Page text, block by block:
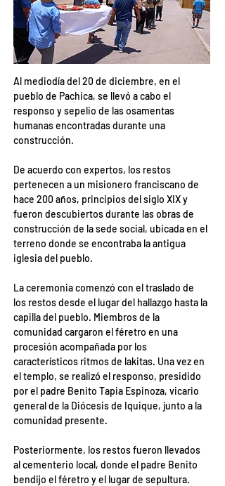
Al mediodía del 20 de diciembre, en el
pueblo de Pachica, se llevó a cabo el
responso y sepelio de las osamentas
humanas encontradas durante una
construcción.
De acuerdo con expertos, los restos
pertenecen a un misionero franciscano de
hace 200 años, principios del siglo XIX y
fueron descubiertos durante las obras de
construcción de la sede social, ubicada en el
terreno donde se encontraba la antigua
iglesia del pueblo.
La ceremonia comenzó con el traslado de
los restos desde el lugar del hallazgo hasta la
capilla del pueblo. Miembros de la
comunidad cargaron el féretro en una
procesión acompañada por los
característicos ritmos de lakitas. Una vez en
el templo, se realizó el responso, presidido
por el padre Benito Tapia Espinoza, vicario
general de la Diócesis de Iquique, junto a la
comunidad presente.
Posteriormente, los restos fueron llevados
al cementerio local, donde el padre Benito
bendijo el féretro y el lugar de sepultura.